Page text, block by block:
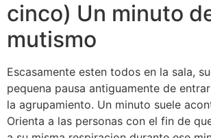
cinco) Un minuto
mutismo
Escasamente esten todos en la sala,
pequena pausa antiguamente de
la agrupamiento. Un minuto suele
Orienta a las personas con el fin de